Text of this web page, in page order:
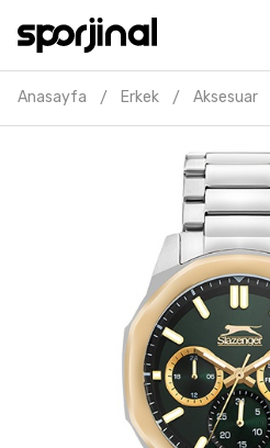
Anasayfa / Erkek / Aksesuar